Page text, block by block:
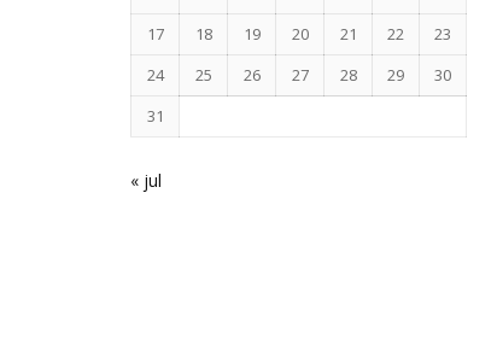
17
18 19 20 21 22
23
24
25 26 27 28 29
30
31
« jul